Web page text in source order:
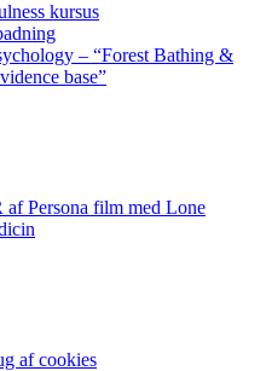
kursus
– “Forest Bathing &
base”
Persona film med Lone
af cookies